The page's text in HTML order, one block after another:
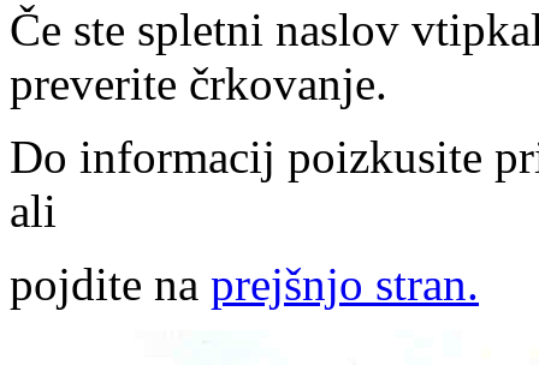
Če ste spletni naslov
preverite črkovanje.
Do informacij poizkusite
ali
pojdite na prejšnjo stran.